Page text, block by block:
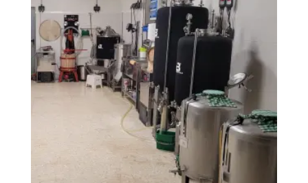
Las
opciones
se
pueden
elegir